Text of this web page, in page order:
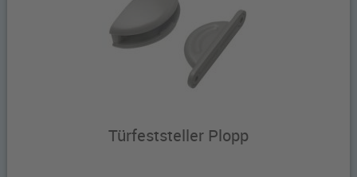
Türfeststeller Plopp